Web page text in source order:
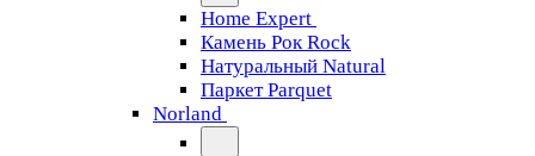
Home Expert
Камень Рок Rock
Натуральный Natural
Паркет Parquet
Norland